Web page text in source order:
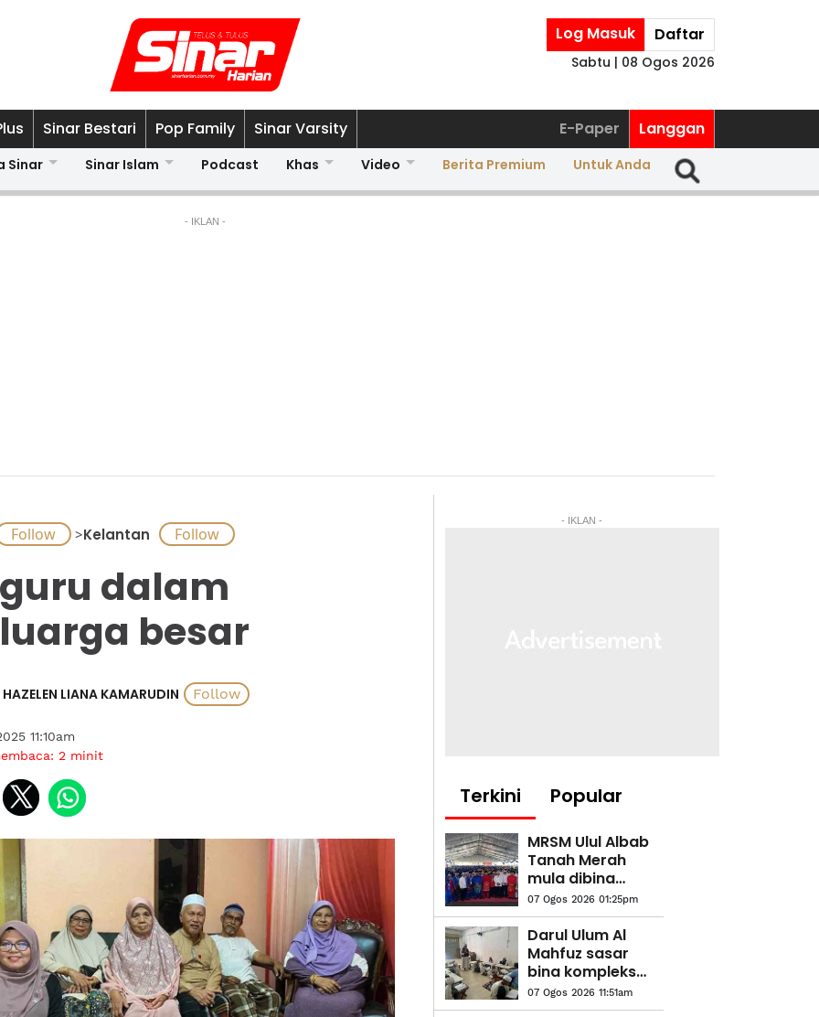
Log Masuk Daftar
Sabtu | 08 Ogos 2026
Sinar Bestari Pop Family Sinar Varsity E-Paper Langgan
Sinar Sinar Islam Podcast Khas Video Berita Premium Untuk Anda
- IKLAN -
>Kelantan
guru dalam
besar
HAZELEN LIANA KAMARUDIN
11:10am
2 minit
- IKLAN -
Terkini Popular
MRSM Ulul Albab
Tanah Merah
mula dibina
suku pertama
tahun depan
07 Ogos 2026 01:25pm
Darul Ulum Al
Mahfuz sasar
bina kompleks
tahfiz baharu
07 Ogos 2026 11:51am